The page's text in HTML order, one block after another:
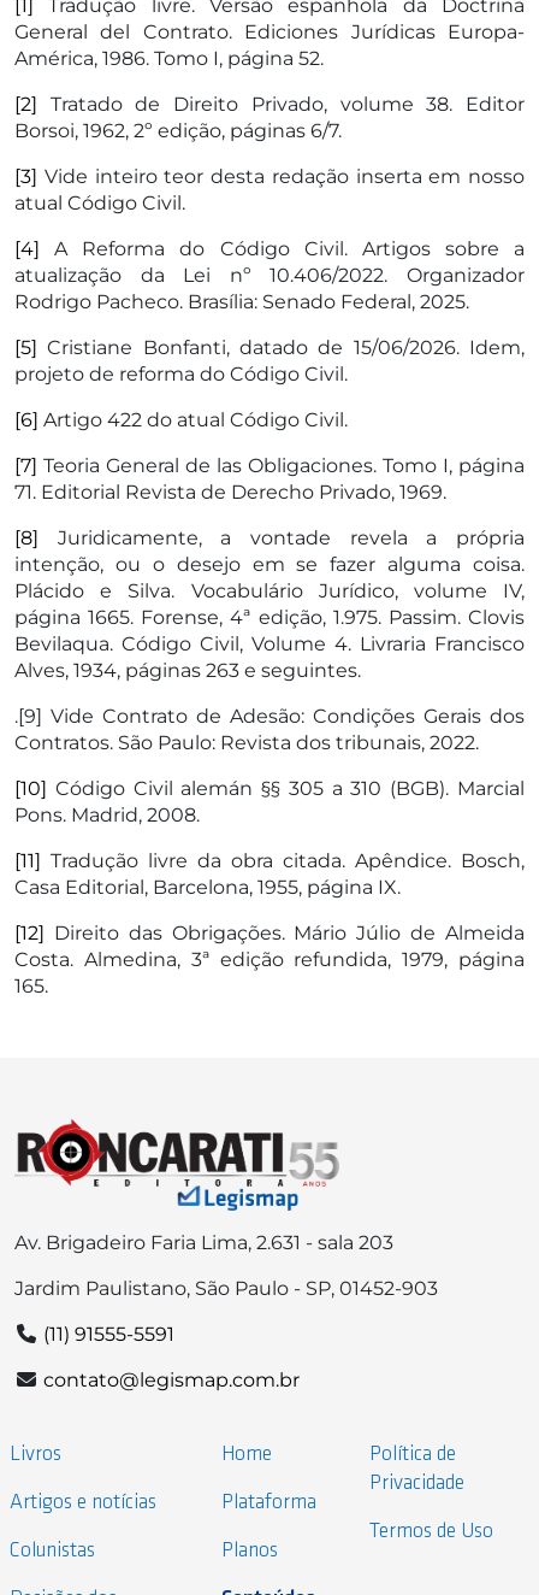
[1] Tradução livre. Versão espanhola da Doctrina
General del Contrato. Ediciones Jurídicas Europa-
América, 1986. Tomo I, página 52.
[2] Tratado de Direito Privado, volume 38. Editor
Borsoi, 1962, 2º edição, páginas 6/7.
[3] Vide inteiro teor desta redação inserta em nosso
atual Código Civil.
[4] A Reforma do Código Civil. Artigos sobre a
atualização da Lei nº 10.406/2022. Organizador
Rodrigo Pacheco. Brasília: Senado Federal, 2025.
[5] Cristiane Bonfanti, datado de 15/06/2026. Idem,
projeto de reforma do Código Civil.
[6] Artigo 422 do atual Código Civil.
[7] Teoria General de las Obligaciones. Tomo I, página
71. Editorial Revista de Derecho Privado, 1969.
[8] Juridicamente, a vontade revela a própria
intenção, ou o desejo em se fazer alguma coisa.
Plácido e Silva. Vocabulário Jurídico, volume IV,
página 1665. Forense, 4ª edição, 1.975. Passim. Clovis
Bevilaqua. Código Civil, Volume 4. Livraria Francisco
Alves, 1934, páginas 263 e seguintes.
.[9] Vide Contrato de Adesão: Condições Gerais dos
Contratos. São Paulo: Revista dos tribunais, 2022.
[10] Código Civil alemán §§ 305 a 310 (BGB). Marcial
Pons. Madrid, 2008.
[11] Tradução livre da obra citada. Apêndice. Bosch,
Casa Editorial, Barcelona, 1955, página IX.
[12] Direito das Obrigações. Mário Júlio de Almeida
Costa. Almedina, 3ª edição refundida, 1979, página
165.
Av. Brigadeiro Faria Lima, 2.631 - sala 203
Jardim Paulistano, São Paulo - SP, 01452-903
(11) 91555-5591
contato@legismap.com.br
Livros
Artigos e notícias
Colunistas
Home
Plataforma
Planos
Política de
Privacidade
Termos de Uso